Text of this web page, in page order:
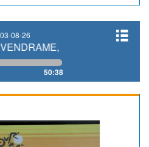
03-08-26
FILIPPO FIORELLI
50:38